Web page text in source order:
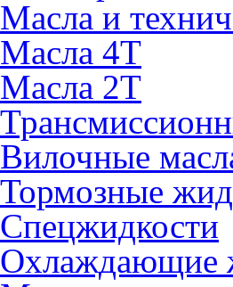
Масла и
Масла 4Т
Масла 2Т
Вилочные
Тормозные
Спецжидкости
Охлаждающие